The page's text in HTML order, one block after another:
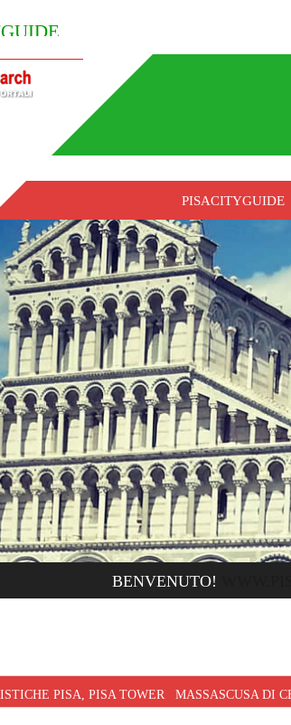
PISACITYGUIDE
BENVENUTO!
PISA, PISA TOWER MASSASCUSA DI
MASSASCUSA
Torre di Pisa